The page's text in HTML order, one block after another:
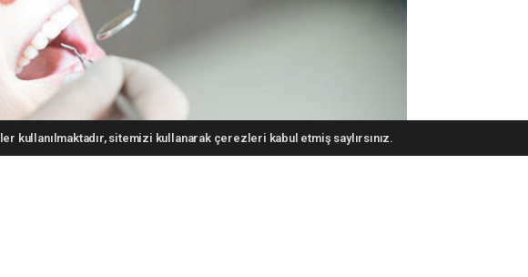
sitemizi kullanarak çerezleri kabul etmiş saylırsınız.